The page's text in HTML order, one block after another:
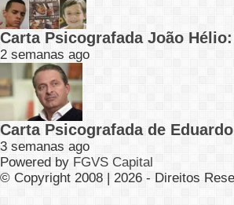
Carta Psicografada João
2 semanas ago
Carta Psicografada de
3 semanas ago
Powered by FGVS Capital
© Copyright 2008 | 2026 - Direitos